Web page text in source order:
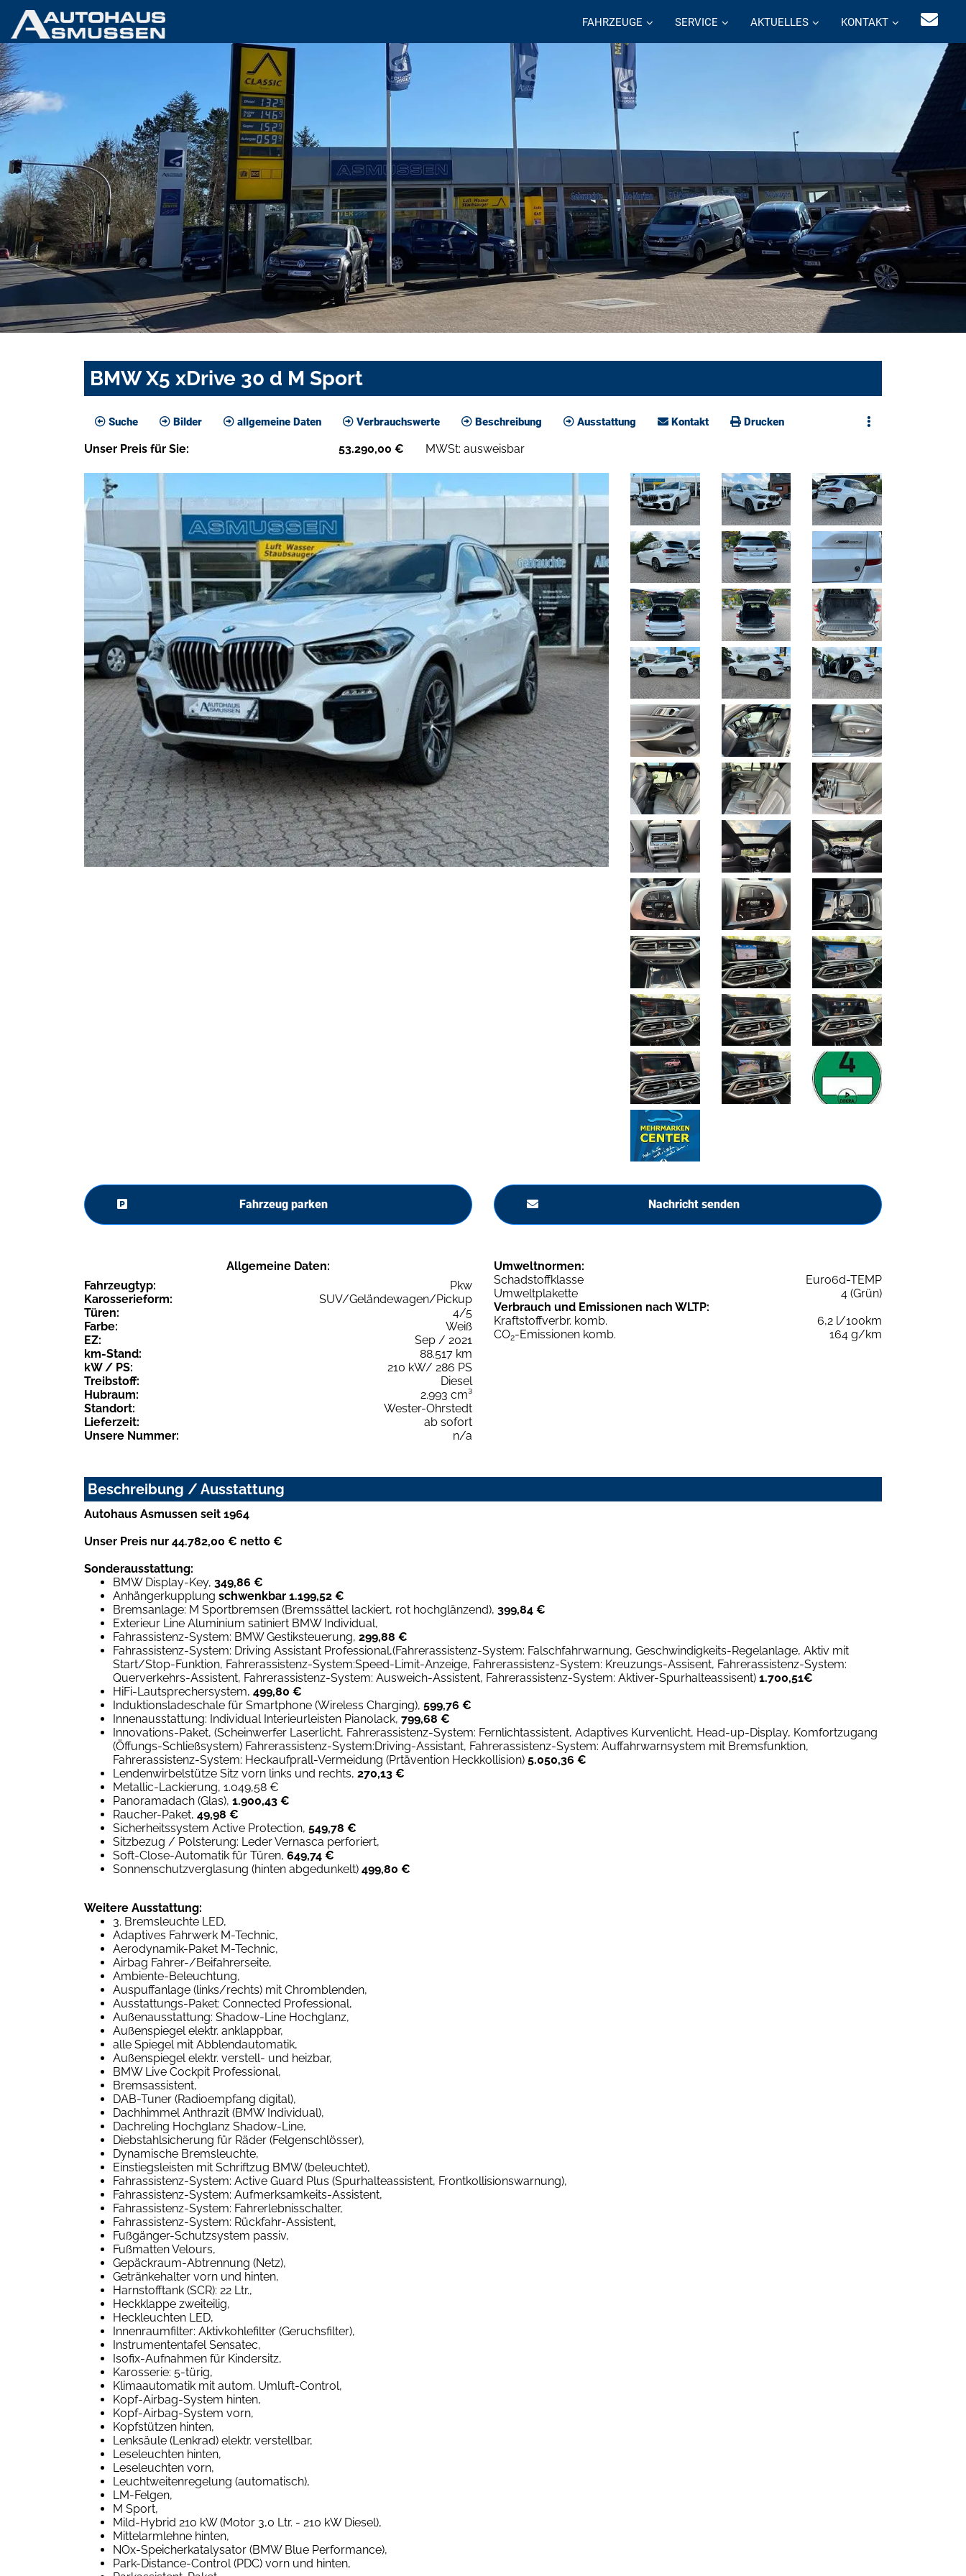
FAHRZEUGE SERVICE AKTUELLES KONTAKT
BMW X5 xDrive 30 d M Sport
Suche Bilder allgemeine Daten Verbrauchswerte Beschreibung Ausstattung Kontakt Drucken
Unser Preis für Sie: 53.290,00 € MWSt: ausweisbar
Fahrzeug parken Nachricht senden
Allgemeine Daten:
Fahrzeugtyp:
Pkw
Karosserieform:
SUV/Geländewagen/Pickup
Türen:
4/5
Farbe:
Weiß
EZ:
Sep / 2021
km-Stand:
88.517 km
kW / PS:
210 kW/ 286 PS
Treibstoff:
Diesel
Hubraum:
2.993 cm³
Standort:
Wester-Ohrstedt
Lieferzeit:
ab sofort
Unsere Nummer:
n/a
Umweltnormen:
Schadstoffklasse
Euro6d-TEMP
Umweltplakette
4 (Grün)
Verbrauch und Emissionen nach WLTP:
Kraftstoffverbr. komb.
6,2 l/100km
CO2-Emissionen komb. 164 g/km
Beschreibung / Ausstattung
Autohaus Asmussen seit 1964
Unser Preis nur 44.782,00 € netto €
Sonderausstattung:
BMW Display-Key, 349,86 €
Anhängerkupplung schwenkbar 1.199,52 €
Bremsanlage: M Sportbremsen (Bremssättel lackiert, rot hochglänzend), 399,84 €
Exterieur Line Aluminium satiniert BMW Individual,
Fahrassistenz-System: BMW Gestiksteuerung, 299,88 €
Fahrassistenz-System: Driving Assistant Professional,(Fahrerassistenz-System: Falschfahrwarnung, Geschwindigkeits-Regelanlage, Aktiv mit
Start/Stop-Funktion, Fahrerassistenz-System:Speed-Limit-Anzeige, Fahrerassistenz-System: Kreuzungs-Assisent, Fahrerassistenz-System:
Querverkehrs-Assistent, Fahrerassistenz-System: Ausweich-Assistent, Fahrerassistenz-System: Aktiver-Spurhalteassisent) 1.700,51€
HiFi-Lautsprechersystem, 499,80 €
Induktionsladeschale für Smartphone (Wireless Charging), 599,76 €
Innenausstattung: Individual Interieurleisten Pianolack, 799,68 €
Innovations-Paket, (Scheinwerfer Laserlicht, Fahrerassistenz-System: Fernlichtassistent, Adaptives Kurvenlicht, Head-up-Display, Komfortzugang
(Öffungs-Schließsystem) Fahrerassistenz-System:Driving-Assistant, Fahrerassistenz-System: Auffahrwarnsystem mit Bremsfunktion,
Fahrerassistenz-System: Heckaufprall-Vermeidung (Prtävention Heckkollision) 5.050,36 €
Lendenwirbelstütze Sitz vorn links und rechts, 270,13 €
Metallic-Lackierung, 1.049,58 €
Panoramadach (Glas), 1.900,43 €
Raucher-Paket, 49,98 €
Sicherheitssystem Active Protection, 549,78 €
Sitzbezug / Polsterung: Leder Vernasca perforiert,
Soft-Close-Automatik für Türen, 649,74 €
Sonnenschutzverglasung (hinten abgedunkelt) 499,80 €
Weitere Ausstattung:
3. Bremsleuchte LED,
Adaptives Fahrwerk M-Technic,
Aerodynamik-Paket M-Technic,
Airbag Fahrer-/Beifahrerseite,
Ambiente-Beleuchtung,
Auspuffanlage (links/rechts) mit Chromblenden,
Ausstattungs-Paket: Connected Professional,
Außenausstattung: Shadow-Line Hochglanz,
Außenspiegel elektr. anklappbar,
alle Spiegel mit Abblendautomatik,
Außenspiegel elektr. verstell- und heizbar,
BMW Live Cockpit Professional,
Bremsassistent,
DAB-Tuner (Radioempfang digital),
Dachhimmel Anthrazit (BMW Individual),
Dachreling Hochglanz Shadow-Line,
Diebstahlsicherung für Räder (Felgenschlösser),
Dynamische Bremsleuchte,
Einstiegsleisten mit Schriftzug BMW (beleuchtet),
Fahrassistenz-System: Active Guard Plus (Spurhalteassistent, Frontkollisionswarnung),
Fahrassistenz-System: Aufmerksamkeits-Assistent,
Fahrassistenz-System: Fahrerlebnisschalter,
Fahrassistenz-System: Rückfahr-Assistent,
Fußgänger-Schutzsystem passiv,
Fußmatten Velours,
Gepäckraum-Abtrennung (Netz),
Getränkehalter vorn und hinten,
Harnstofftank (SCR): 22 Ltr.,
Heckklappe zweiteilig,
Heckleuchten LED,
Innenraumfilter: Aktivkohlefilter (Geruchsfilter),
Instrumententafel Sensatec,
Isofix-Aufnahmen für Kindersitz,
Karosserie: 5-türig,
Klimaautomatik mit autom. Umluft-Control,
Kopf-Airbag-System hinten,
Kopf-Airbag-System vorn,
Kopfstützen hinten,
Lenksäule (Lenkrad) elektr. verstellbar,
Leseleuchten hinten,
Leseleuchten vorn,
Leuchtweitenregelung (automatisch),
LM-Felgen,
M Sport,
Mild-Hybrid 210 kW (Motor 3,0 Ltr. - 210 kW Diesel),
Mittelarmlehne hinten,
NOx-Speicherkatalysator (BMW Blue Performance),
Park-Distance-Control (PDC) vorn und hinten,